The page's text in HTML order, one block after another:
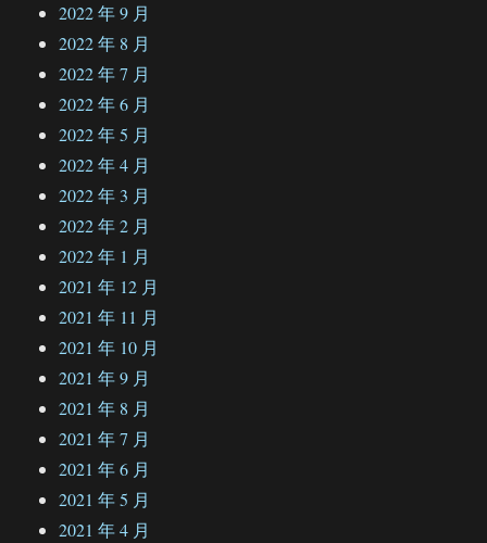
2022 年 9 月
2022 年 8 月
2022 年 7 月
2022 年 6 月
2022 年 5 月
2022 年 4 月
2022 年 3 月
2022 年 2 月
2022 年 1 月
2021 年 12 月
2021 年 11 月
2021 年 10 月
2021 年 9 月
2021 年 8 月
2021 年 7 月
2021 年 6 月
2021 年 5 月
2021 年 4 月